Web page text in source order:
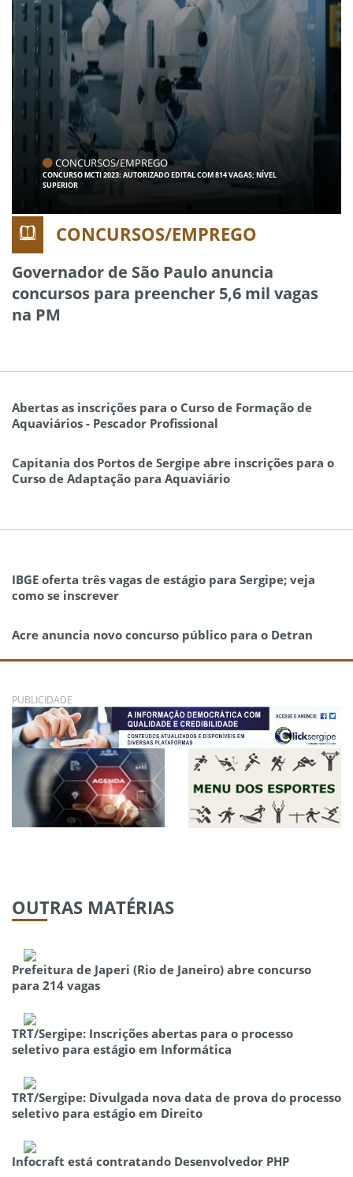
CONCURSOS/EMPREGO
CONCURSO MCTI 2023: AUTORIZADO EDITAL COM 814 VAGAS; NÍVEL
SUPERIOR
CONCURSOS/EMPREGO
Governador de São Paulo anuncia
concursos para preencher 5,6 mil vagas
na PM
Abertas as inscrições para o Curso de Formação de
Aquaviários - Pescador Profissional
Capitania dos Portos de Sergipe abre inscrições para o
Curso de Adaptação para Aquaviário
IBGE oferta três vagas de estágio para Sergipe; veja
como se inscrever
Acre anuncia novo concurso público para o Detran
PUBLICIDADE
OUTRAS MATÉRIAS
Prefeitura de Japeri (Rio de Janeiro) abre concurso
para 214 vagas
TRT/Sergipe: Inscrições abertas para o processo
seletivo para estágio em Informática
TRT/Sergipe: Divulgada nova data de prova do processo
seletivo para estágio em Direito
Infocraft está contratando Desenvolvedor PHP